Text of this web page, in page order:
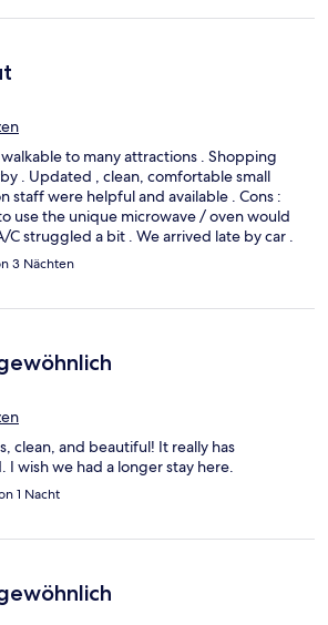
to many attractions . Shopping
. Updated , clean, comfortable small
staff were helpful and available . Cons :
use the unique microwave / oven would
C struggled a bit . We arrived late by car .
street had a barrier and was only
drove around as Google tried to bring us
have been smoother , if we were told in
3 Nächten
clean, and beautiful! It really has
wish we had a longer stay here.
1 Nacht